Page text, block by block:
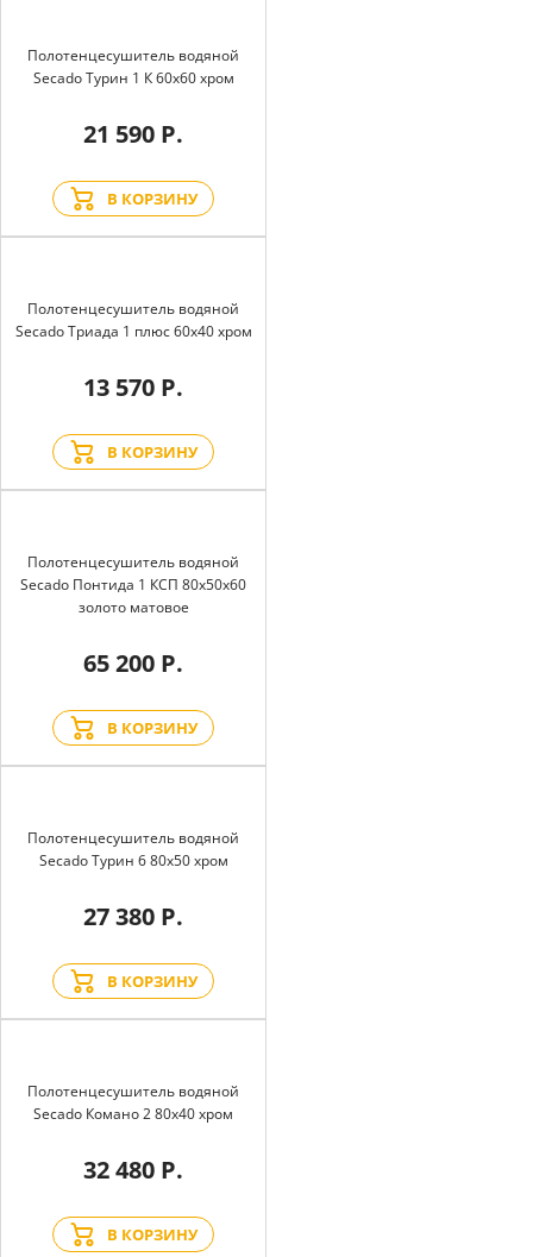
Полотенцесушитель водяной
Secado Турин 1 К 60x60 хром
21 590 Р.
В КОРЗИНУ
Полотенцесушитель водяной
Secado Триада 1 плюс 60x40 хром
13 570 Р.
В КОРЗИНУ
Полотенцесушитель водяной
Secado Понтида 1 КСП 80x50x60
золото матовое
65 200 Р.
В КОРЗИНУ
Полотенцесушитель водяной
Secado Турин 6 80x50 хром
27 380 Р.
В КОРЗИНУ
Полотенцесушитель водяной
Secado Комано 2 80x40 хром
32 480 Р.
В КОРЗИНУ